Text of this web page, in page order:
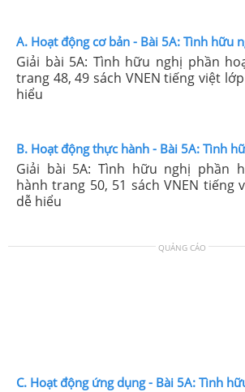
A. Hoạt động cơ bản - Bài 5A: Tình hữu
Giải bài 5A: Tình hữu nghị phần
trang 48, 49 sách VNEN tiếng việt
hiểu
B. Hoạt động thực hành - Bài 5A: Tình
Giải bài 5A: Tình hữu nghị phần
hành trang 50, 51 sách VNEN tiếng
dễ hiểu
QUẢNG CÁO
C. Hoạt động ứng dụng - Bài 5A: Tình